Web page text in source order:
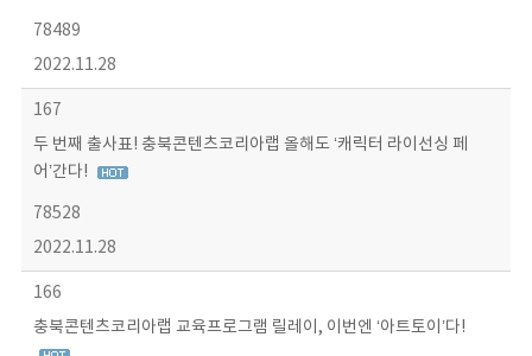
78489
2022.11.28
167
두 번째 출사표! 충북콘텐츠코리아랩 올해도 ‘캐릭터 라이선싱 페
어’간다!
78528
2022.11.28
166
충북콘텐츠코리아랩 교육프로그램 릴레이, 이번엔 ‘아트토이’다!